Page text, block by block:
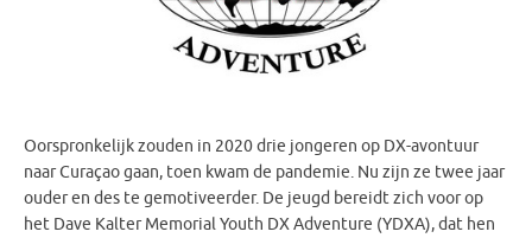
Oorspronkelijk zouden in 2020 drie jongeren op DX-avontuur
naar Curaçao gaan, toen kwam de pandemie. Nu zijn ze twee jaar
ouder en des te gemotiveerder. De jeugd bereidt zich voor op
het Dave Kalter Memorial Youth DX Adventure (YDXA), dat hen